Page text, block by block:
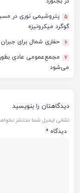
5
گوگرد میکرونیزه
6 حفاری شمال برای
7
می‌شود
دیدگاهتان را بنویسید
نشانی ایمیل شما منتشر
دیدگاه *